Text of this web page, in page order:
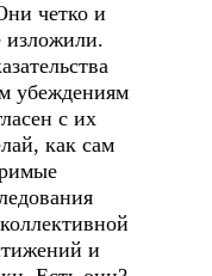
четко и
изложили.
убеждениям
с их
как сам
и